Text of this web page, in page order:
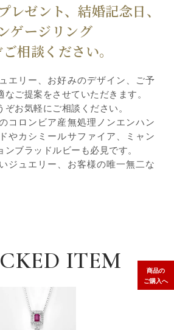
レゼント、結婚記念日、
ゲージリング
相談ください。
エリー、お好みのデザイン、ご予
ご提案をさせていただきます。
お気軽にご相談ください。
コロンビア産無処理ノンエンハン
やカシミールサファイア、ミャン
ンブラッドルビーも必見です。
ジュエリー、お客様の唯一無二な
商品の
ご購入へ
ITEM